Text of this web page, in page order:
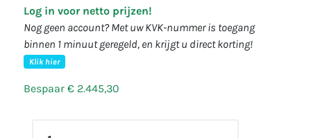
Log in voor netto prijzen!
Nog geen account? Met uw KVK-nummer is toegang
binnen 1 minuut geregeld, en krijgt u direct korting!
Klik hier
Bespaar € 2.445,30